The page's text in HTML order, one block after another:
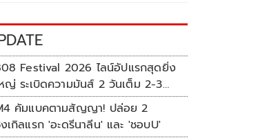
Festival 2026 ไลน์อัปแรกสุดยิ่ง
ญ่ ระเบิดความมันส์ 2 วันเต็ม 2-3
ค.นี้คัมแบคตามสัญญา! ปล่อย 2
เกิลแรก 'อะดรีนาลีน' และ 'ชอบU'